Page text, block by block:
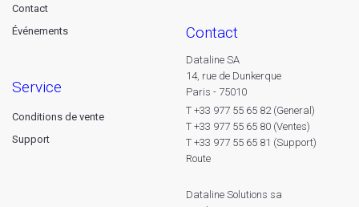
Contact
Événements
service
Conditions de vente
Support
contact
Dataline SA
14, rue de Dunkerque
Paris - 75010
T +33 977 55 65 82 (General)
T +33 977 55 65 80 (Ventes)
T +33 977 55 65 81 (Support)
Route
Dataline Solutions sa